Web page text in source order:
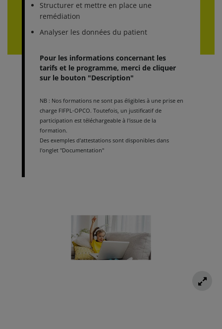
Structurer et mettre en place une
remédiation
Analyser les données du patient
Pour les informations concernant les
tarifs et le programme, merci de cliquer
sur le bouton "Description"
NB : Nos formations ne sont pas éligibles à une prise en
charge FIFPL-OPCO. Toutefois, un justificatif de
participation est téléchargeable à l'issue de la
formation.
Des exemples d'attestations sont disponibles dans
l'onglet "Documentation"